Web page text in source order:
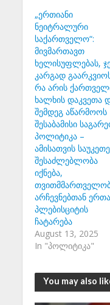
„ერთიანი
ნეიტრალური
საქართველო“:
მივმართავთ
ხელისუფლებას,
კარგად
რა არის
ხალხის დაკვეთა
შემდეგ აწარმოოს
შესაბამისი
პოლიტიკა –
ამისათვის
შესაძლებლობა
იქნება,
არჩევნებთან
პლებისციტის
ჩატარება
August 13, 2025
In "პოლიტიკა"
You may also